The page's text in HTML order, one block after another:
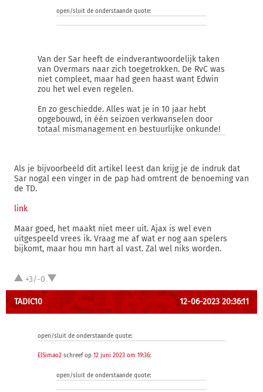
open/sluit de onderstaande quote:
Van der Sar heeft de eindverantwoordelijk taken
van Overmars naar zich toegetrokken. De RvC was
niet compleet, maar had geen haast want Edwin
zou het wel even regelen.
En zo geschiedde. Alles wat je in 10 jaar hebt
opgebouwd, in één seizoen verkwanselen door
totaal mismanagement en bestuurlijke onkunde!
Als je bijvoorbeeld dit artikel leest dan krijg je de indruk dat
Sar nogal een vinger in de pap had omtrent de benoeming van
de TD.
link
Maar goed, het maakt niet meer uit. Ajax is wel even
uitgespeeld vrees ik. Vraag me af wat er nog aan spelers
bijkomt, maar hou mn hart al vast. Zal wel niks worden.
+3/-0
TADIC10 12-06-2023 20:36:11
open/sluit de onderstaande quote:
ElSimao2 schreef op 12 juni 2023 om 19:36:
open/sluit de onderstaande quote: